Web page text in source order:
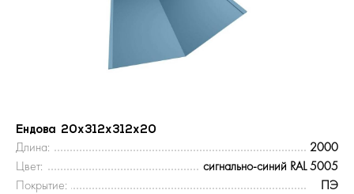
Ендова 20х312х312х20
Длина:
2000
Цвет:
сигнально-синий RAL 5005
Покрытие:
ПЭ